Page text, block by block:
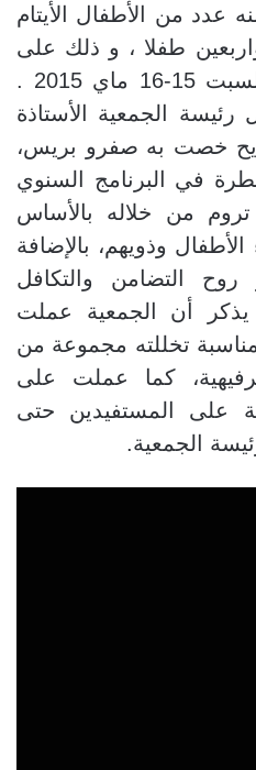
عدد من الأطفال الأيتام
طفلا ، و ذلك على
امتداد يومي الجمعة والسبت 15-16 ماي 2015 .
الجمعية الأستاذة
خصت به صفرو بريس،
في البرنامج السنوي
من خلاله بالأساس
وذويهم، بالإضافة
التضامن والتكافل
يذكر أن الجمعية عملت
تخللته مجموعة من
كما عملت على
على المستفيدين حتى
الجمعية.